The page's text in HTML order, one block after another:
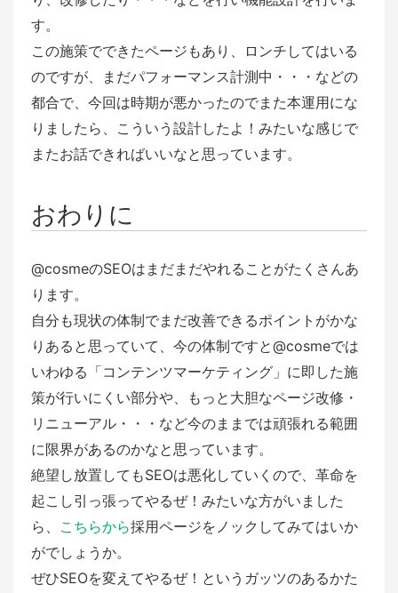
す。
この施策でできたページもあり、ロンチしてはいる
のですが、まだパフォーマンス計測中・・・などの
都合で、今回は時期が悪かったのでまた本運用にな
りましたら、こういう設計したよ！みたいな感じで
またお話できればいいなと思っています。
おわりに
@cosmeのSEOはまだまだやれることがたくさんあ
ります。
自分も現状の体制でまだ改善できるポイントがかな
りあると思っていて、今の体制ですと@cosmeでは
いわゆる「コンテンツマーケティング」に即した施
策が行いにくい部分や、もっと大胆なページ改修・
リニューアル・・・など今のままでは頑張れる範囲
に限界があるのかなと思っています。
絶望し放置してもSEOは悪化していくので、革命を
起こし引っ張ってやるぜ！みたいな方がいました
ら、 こちらから採用ページをノックしてみてはいか
がでしょうか。
ぜひSEOを変えてやるぜ！というガッツのあるかた